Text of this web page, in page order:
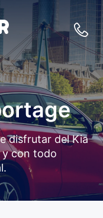
disfrutar del Kia
y con todo